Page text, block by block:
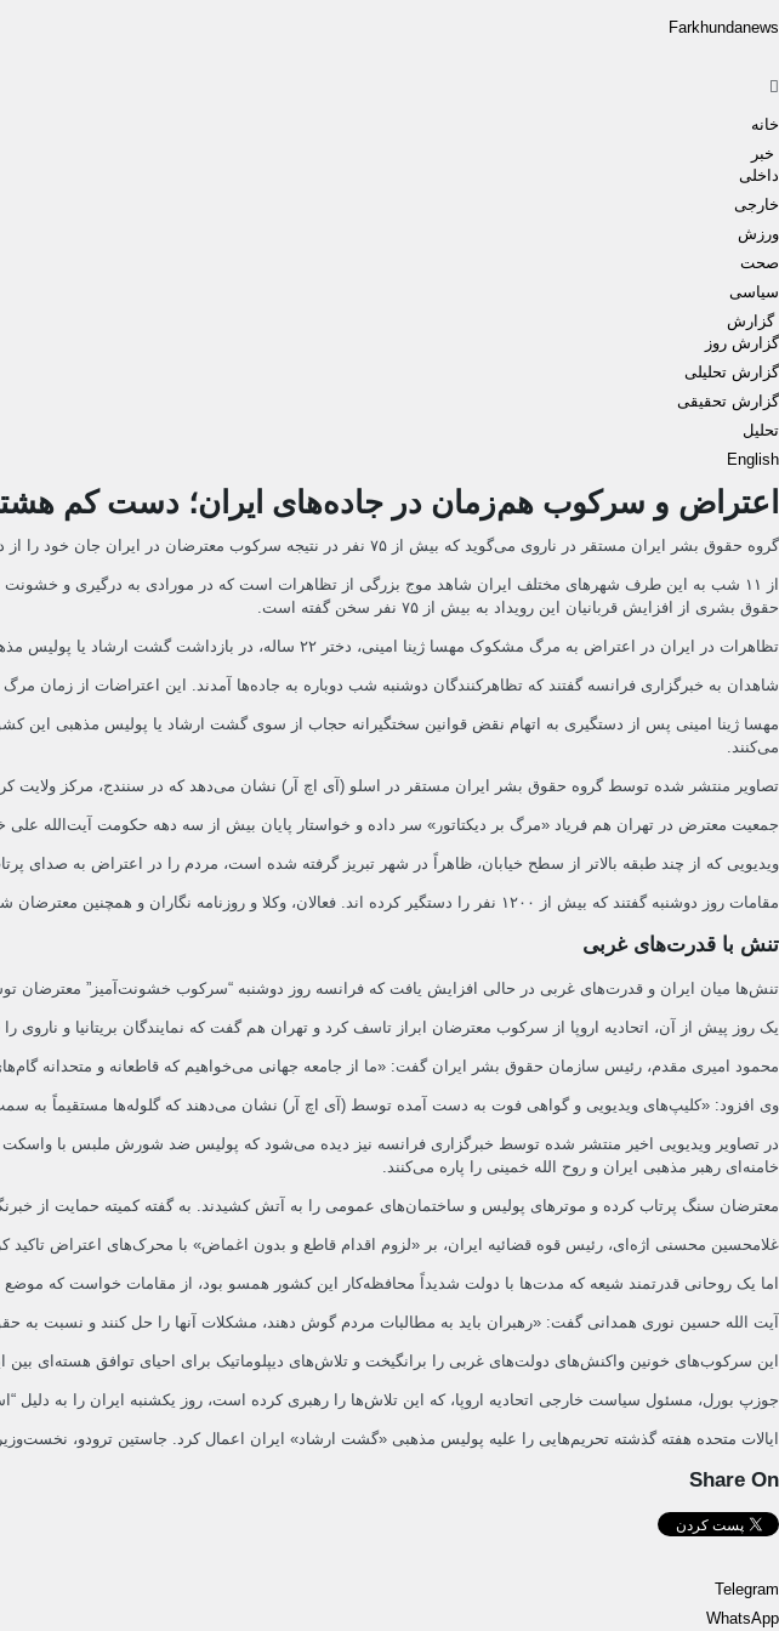
Farkhundanews
Menu
خانه
خبر
داخلی
خارجی
ورزش
صحت
سیاسی
گزارش
گزارش روز
گزارش تحلیلی
گزارش تحقیقی
تحلیل
English
اعتراض و سرکوب هم‌زمان در جاده‌های ایران؛ دست کم
گروه حقوق بشر ایران مستقر در ناروی می‌گوید که بیش از ۷۵ نفر در نتیجه سرکوب معترضان در ایران جان خود را از دست داده اند. هم‌‌زمان کشورهای غربی فشارهایی را برای پایان دادن به سرکوب معترضان بر ایران وارد کرده اند.
حقوق بشری از افزایش قربانیان این رویداد به بیش از ۷۵ نفر سخن گفته است.
تظاهرات در ایران در اعتراض به مرگ مشکوک مهسا ژینا امینی، دختر ۲۲ ساله، در بازداشت گشت ارشاد یا پولیس مذهبی ایران شروع شد.
شاهدان به خبرگزاری فرانسه گفتند که تظاهرکنندگان دوشنبه شب دوباره به جاده‌ها آمدند. این اعتراضات از زمان مرگ امینی در ۱۶ سپتمبر به این سو
مهسا ژینا امینی پس از دستگیری به اتهام نقض قوانین سختگیرانه حجاب از سوی گشت ارشاد یا پولیس مذهبی این
می‌کنند.
تصاویر منتشر شده توسط گروه حقوق بشر ایران مستقر در اسلو (آی اچ آر) نشان می‌دهد که در سنندج، مرکز ولایت
جمعیت معترض در تهران هم فریاد «مرگ بر دیکتاتور» سر داده و خواستار پایان بیش از سه دهه حکومت آیت‌الله علی خامنه‌ای، رهبر مذهبی
ویدیویی که از چند طبقه بالاتر از سطح خیابان، ظاهراً در شهر تبریز گرفته شده است، مردم را در اعتراض به صدای
مقامات روز دوشنبه گفتند که بیش از ۱۲۰۰ نفر را دستگیر کرده اند. فعالان، وکلا و روزنامه نگاران و همچنین معترضان شامل بازداشت شدگان اند.
تنش با قدرت‌های غربی
تنش‌ها میان ایران و قدرت‌های غربی در حالی افزایش یافت که فرانسه روز دوشنبه “سرکوب خشونت‌آمیز” معترضان توسط
یک روز پیش از آن، اتحادیه اروپا از سرکوب معترضان ابراز تاسف کرد و تهران هم گفت که نمایندگان بریتانیا و ناروی
محمود امیری مقدم، رئیس سازمان حقوق بشر ایران گفت: «ما از جامعه جهانی می‌خواهیم که قاطعانه و متحدانه
وی افزود: «کلیپ‌های ویدیویی و گواهی فوت به دست آمده توسط (آی اچ آر) نشان می‌دهند که گلوله‌ها مستقیماً به
در تصاویر ویدیویی اخیر منتشر شده توسط خبرگزاری فرانسه نیز دیده می‌شود که پولیس ضد شورش ملبس با
خامنه‌ای رهبر مذهبی ایران و روح الله خمینی را پاره می‌کنند.
معترضان سنگ پرتاب کرده و موترهای پولیس و ساختمان‌های عمومی را به آتش کشیدند. به گفته کمیته حمایت از خبرنگاران، حداقل ۲۰ روزنامه نگار نیز
غلامحسین محسنی اژه‌ای، رئیس قوه قضائیه ایران، بر «لزوم اقدام قاطع و بدون اغماض» با محرک‌های اعتراض تاکید
اما یک روحانی قدرتمند شیعه که مدت‌ها با دولت شدیداً محافظه‌کار این کشور همسو بود، از مقامات خواست که موضع
آیت الله حسین نوری همدانی گفت: «رهبران باید به مطالبات مردم گوش دهند، مشکلات آنها را حل کنند و نسبت به
این سرکوب‌های خونین واکنش‌های دولت‌های غربی را برانگیخت و تلاش‌های دیپلوماتیک برای احیای توافق هسته‌ای بین ایران و قدرت‌های
جوزپ بورل، مسئول سیاست خارجی اتحادیه اروپا، که این تلاش‌ها را رهبری کرده است، روز یکشنبه ایران را به دلیل
ایالات متحده هفته گذشته تحریم‌هایی را علیه پولیس مذهبی «گشت ارشاد» ایران اعمال کرد. جاستین ترودو،
Share On
Telegram
WhatsApp